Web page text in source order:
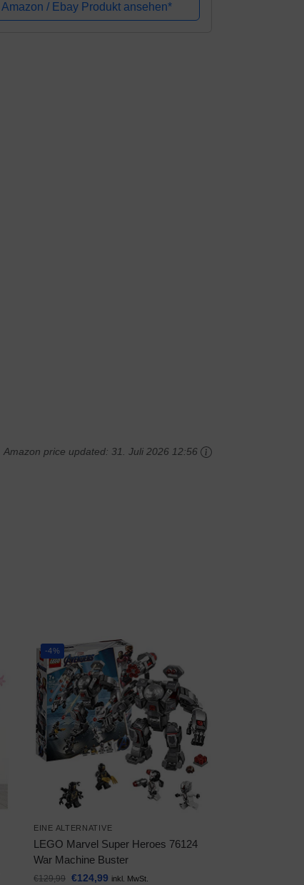
Amazon / Ebay Produkt ansehen*
Amazon price updated: 31. Juli 2026 12:56
-4%
EINE ALTERNATIVE
LEGO Marvel Super Heroes 76124
War Machine Buster
€129,99 €124,99 inkl. MwSt.